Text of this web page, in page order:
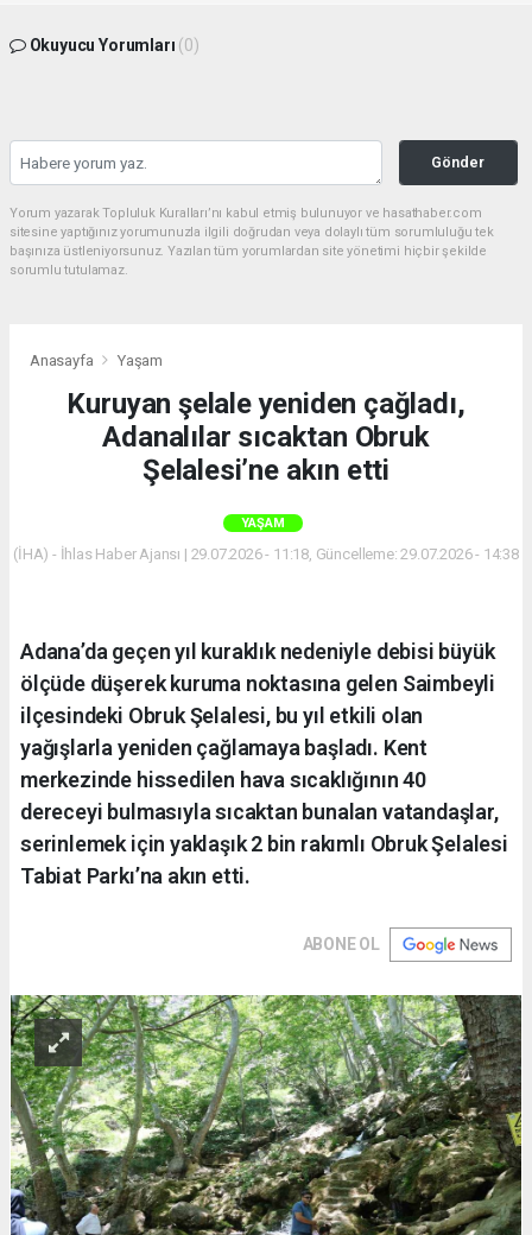
Okuyucu Yorumları (0)
Gönder
Yorum yazarak Topluluk Kuralları’nı kabul etmiş bulunuyor ve hasathaber.com
sitesine yaptığınız yorumunuzla ilgili doğrudan veya dolaylı tüm sorumluluğu tek
başınıza üstleniyorsunuz. Yazılan tüm yorumlardan site yönetimi hiçbir şekilde
sorumlu tutulamaz.
Anasayfa Yaşam
Kuruyan şelale yeniden çağladı,
Adanalılar sıcaktan Obruk
Şelalesi’ne akın etti
YAŞAM
(İHA) - İhlas Haber Ajansı | 29.07.2026 - 11:18, Güncelleme: 29.07.2026 - 14:38
Adana’da geçen yıl kuraklık nedeniyle debisi büyük
ölçüde düşerek kuruma noktasına gelen Saimbeyli
ilçesindeki Obruk Şelalesi, bu yıl etkili olan
yağışlarla yeniden çağlamaya başladı. Kent
merkezinde hissedilen hava sıcaklığının 40
dereceyi bulmasıyla sıcaktan bunalan vatandaşlar,
serinlemek için yaklaşık 2 bin rakımlı Obruk Şelalesi
Tabiat Parkı’na akın etti.
ABONE OL